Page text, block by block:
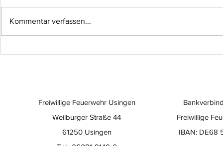
Langanhaltender
Kommentar verfassen...
Freiwillige
IBAN: DE68
Freiwillige Feuerwehr Usingen
Weilburger Straße 44
61250 Usingen